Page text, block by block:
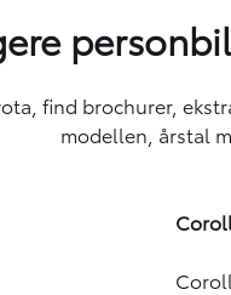
find brochurer,
modellen, årstal